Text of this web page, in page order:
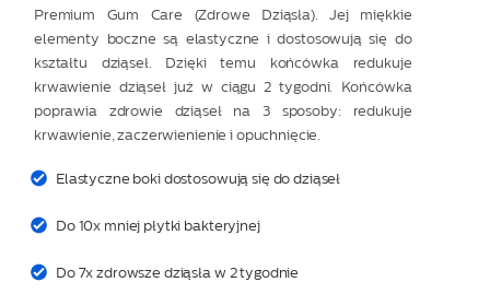
Premium Gum Care (Zdrowe Dziąsła). Jej miękkie
elementy boczne są elastyczne i dostosowują się do
kształtu dziąseł. Dzięki temu końcówka redukuje
krwawienie dziąseł już w ciągu 2 tygodni. Końcówka
poprawia zdrowie dziąseł na 3 sposoby: redukuje
krwawienie, zaczerwienienie i opuchnięcie.
Elastyczne boki dostosowują się do dziąseł
Do 10x mniej płytki bakteryjnej
Do 7x zdrowsze dziąsła w 2 tygodnie